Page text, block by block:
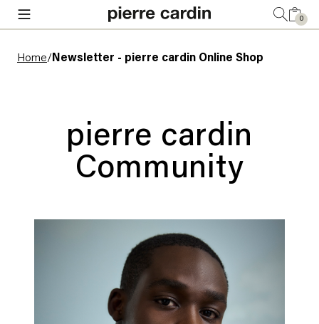
0
Home/ Newsletter - pierre cardin Online Shop
pierre cardin
Community